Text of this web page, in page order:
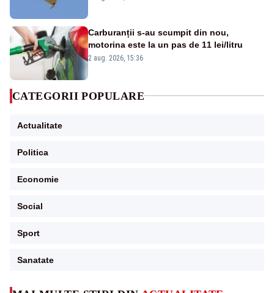
Carburanții s-au scumpit din nou,
motorina este la un pas de 11 lei/litru
2 aug. 2026, 15:36
CATEGORII POPULARE
Actualitate
Politica
Economie
Social
Sport
Sanatate